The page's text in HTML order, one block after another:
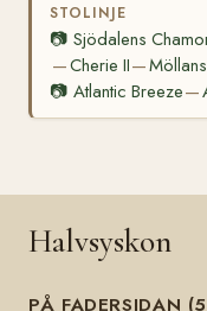
STOLINJE
📷 Sjödalens
—Cherie II—
📷 Atlantic Breeze—
Halvsyskon
PÅ FADERSIDAN